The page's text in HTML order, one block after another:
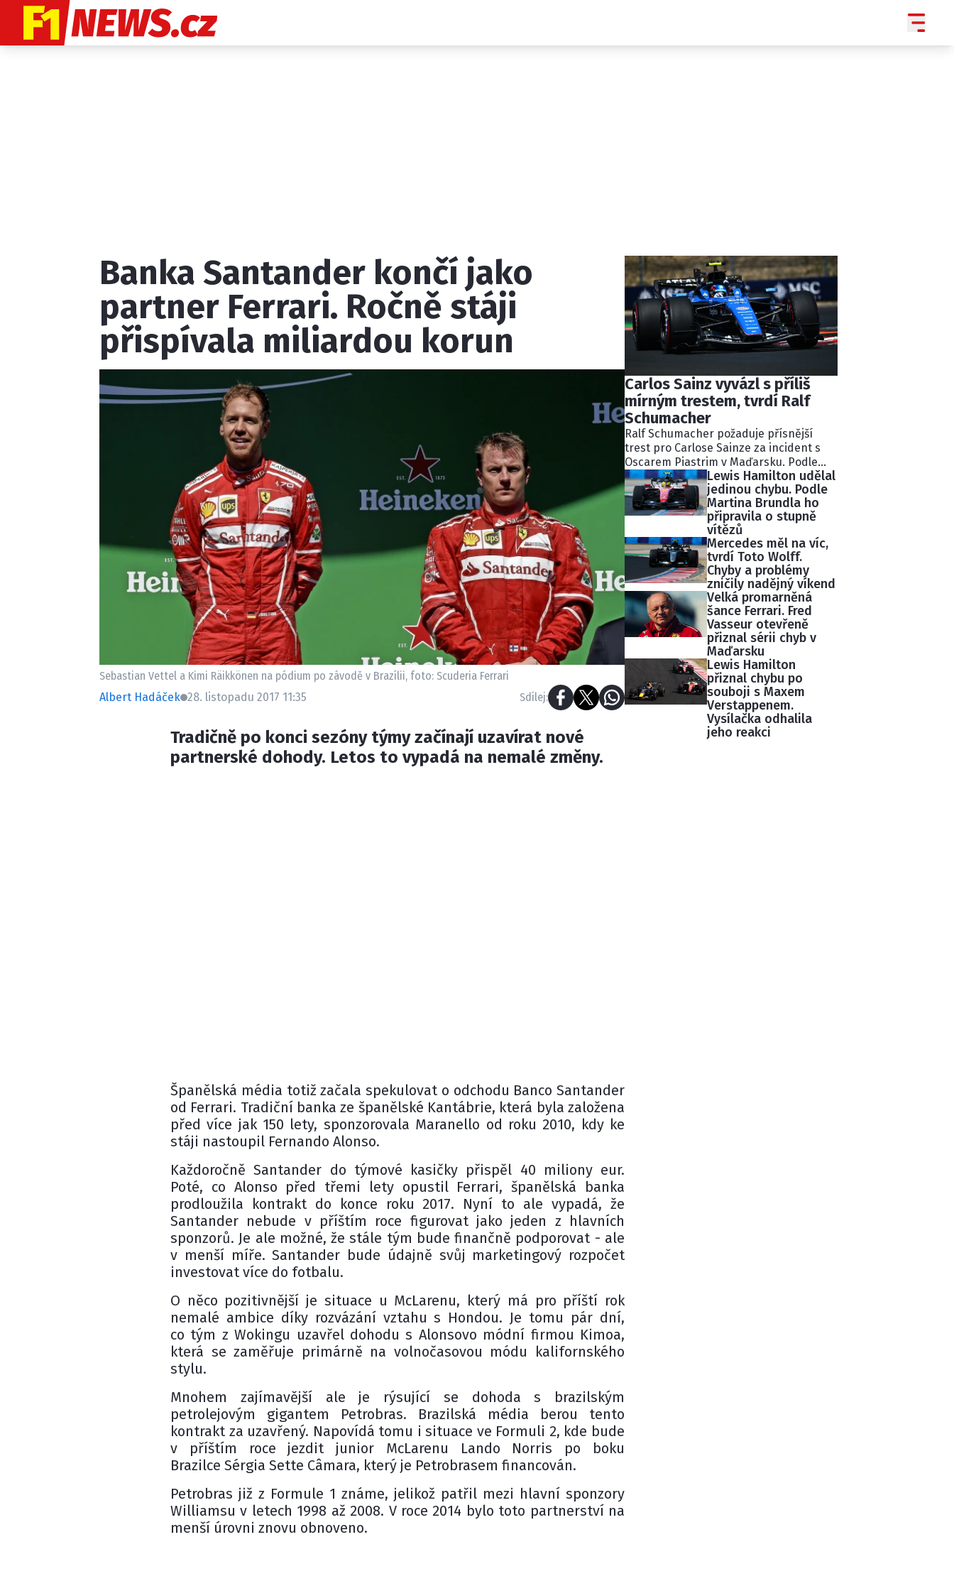
Provozovatelem serveru F1NEWS.cz je INCORP MEDIA GROUP s.r.o., IČ: 118 23 054
SLEDUJTE NÁS NA
Banka Santander končí jako
partner Ferrari. Ročně stáji
přispívala miliardou korun
Sebastian Vettel a Kimi Räikkönen na pódium po závodě v Brazílii, foto: Scuderia Ferrari
Albert Hadáček 28. listopadu 2017 11:35 Sdílej:
Tradičně po konci sezóny týmy začínají uzavírat nové
partnerské dohody. Letos to vypadá na nemalé změny.
Španělská média totiž začala spekulovat o odchodu Banco Santander
od Ferrari. Tradiční banka ze španělské Kantábrie, která byla založena
před více jak 150 lety, sponzorovala Maranello od roku 2010, kdy ke
stáji nastoupil Fernando Alonso.
Každoročně Santander do týmové kasičky přispěl 40 miliony eur.
Poté, co Alonso před třemi lety opustil Ferrari, španělská banka
prodloužila kontrakt do konce roku 2017. Nyní to ale vypadá, že
Santander nebude v příštím roce figurovat jako jeden z hlavních
sponzorů. Je ale možné, že stále tým bude finančně podporovat - ale
v menší míře. Santander bude údajně svůj marketingový rozpočet
investovat více do fotbalu.
O něco pozitivnější je situace u McLarenu, který má pro příští rok
nemalé ambice díky rozvázání vztahu s Hondou. Je tomu pár dní,
co tým z Wokingu uzavřel dohodu s Alonsovo módní firmou Kimoa,
která se zaměřuje primárně na volnočasovou módu kalifornského
stylu.
Mnohem zajímavější ale je rýsující se dohoda s brazilským
petrolejovým gigantem Petrobras. Brazilská média berou tento
kontrakt za uzavřený. Napovídá tomu i situace ve Formuli 2, kde bude
v příštím roce jezdit junior McLarenu Lando Norris po boku
Brazilce Sérgia Sette Câmara, který je Petrobrasem financován.
Petrobras již z Formule 1 známe, jelikož patřil mezi hlavní sponzory
Williamsu v letech 1998 až 2008. V roce 2014 bylo toto partnerství na
menší úrovni znovu obnoveno.
Carlos Sainz vyvázl s příliš
mírným trestem, tvrdí Ralf
Schumacher
Ralf Schumacher požaduje přísnější
trest pro Carlose Sainze za incident s
Oscarem Piastrim v Maďarsku. Podle
bývalého pilota Williams ignoroval
několik modrých vlajek a následně
kolidoval s lídrem závodu.
Pětisekundovou penalizaci považuje
Schumacher za nedostatečnou.
Lewis Hamilton udělal
jedinou chybu. Podle
Martina Brundla ho
připravila o stupně
vítězů
Mercedes měl na víc,
tvrdí Toto Wolff.
Chyby a problémy
zničily nadějný víkend
Velká promarněná
šance Ferrari. Fred
Vasseur otevřeně
přiznal sérii chyb v
Maďarsku
Lewis Hamilton
přiznal chybu po
souboji s Maxem
Verstappenem.
Vysílačka odhalila
jeho reakci